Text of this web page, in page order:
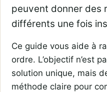
peuvent donner des
différents une fois
Ce guide vous aide à
ordre. L’objectif n’est
solution unique, mais
méthode claire pour